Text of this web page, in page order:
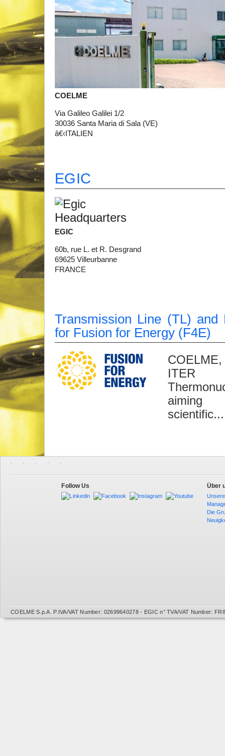
COELME
Via Galileo Galilei 1/2
30036 Santa Maria di Sala (VE)
â€‹ITALIEN
EGIC
EGIC
60b, rue L. et R. Desgrand
69625 Villeurbanne
FRANCE
Transmission Line (TL)
for Fusion for Energy (F4E)
ITER
aiming
scientific...
Follow Us Über
Die
COELME S.p.A. P.IVA/VAT Number: 02699640278 - EGIC n° TVA/VAT Number: